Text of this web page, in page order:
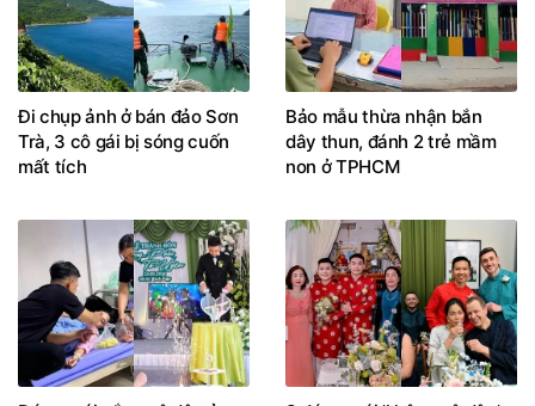
Đi chụp ảnh ở bán đảo Sơn
Trà, 3 cô gái bị sóng cuốn
mất tích
Bảo mẫu thừa nhận bắn
dây thun, đánh 2 trẻ mầm
non ở TPHCM